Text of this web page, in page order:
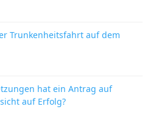
Trunkenheitsfahrt auf dem
hat ein Antrag auf
auf Erfolg?